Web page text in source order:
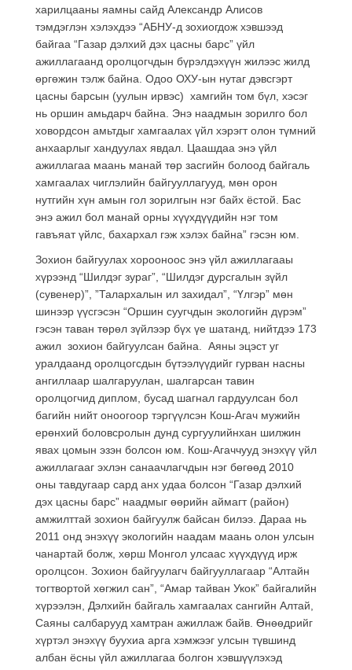
харилцааны яамны сайд Александр Алисов
тэмдэглэн хэлэхдээ “АБНУ-д зохиогдож хэвшээд
байгаа “Газар дэлхий дэх цасны барс” үйл
ажиллагаанд оролцогчдын бүрэлдэхүүн жилээс жилд
өргөжин тэлж байна. Одоо ОХУ-ын нутаг дэвсгэрт
цасны барсын (уулын ирвэс) хамгийн том бүл, хэсэг
нь оршин амьдарч байна. Энэ наадмын зорилго бол
ховордсон амьтдыг хамгаалах үйл хэрэгт олон түмний
анхаарлыг хандуулах явдал. Цаашдаа энэ үйл
ажиллагаа маань манай төр засгийн болоод байгаль
хамгаалах чиглэлийн байгууллагууд, мөн орон
нутгийн хүн амын гол зорилгын нэг байх ёстой. Бас
энэ ажил бол манай орны хүүхдүүдийн нэг том
гавъяат үйлс, бахархал гэж хэлэх байна” гэсэн юм.
Зохион байгуулах хорооноос энэ үйл ажиллагааы
хүрээнд “Шилдэг зураг”, “Шилдэг дурсгалын зүйл
(сувенер)”, ”Талархалын ил захидал”, “Үлгэр” мөн
шинээр үүсгэсэн “Оршин суугчдын экологийн дүрэм”
гэсэн таван төрөл зүйлээр бүх үе шатанд, нийтдээ 173
ажил зохион байгуулсан байна. Аяны эцэст уг
уралдаанд оролцогсдын бүтээлүүдийг гурван насны
ангиллаар шалгаруулан, шалгарсан тавин
оролцогчид диплом, бусад шагнал гардуулсан бол
багийн нийт оноогоор тэргүүлсэн Кош-Агач мужийн
ерөнхий боловсролын дунд сургуулийнхан шилжин
явах цомын эзэн болсон юм. Кош-Агаччууд энэхүү үйл
ажиллагааг эхлэн санаачлагчдын нэг бөгөөд 2010
оны тавдугаар сард анх удаа болсон “Газар дэлхий
дэх цасны барс” наадмыг өөрийн аймагт (район)
амжилттай зохион байгуулж байсан билээ. Дараа нь
2011 онд энэхүү экологийн наадам маань олон улсын
чанартай болж, хөрш Монгол улсаас хүүхдүүд ирж
оролцсон. Зохион байгуулагч байгууллагаар “Алтайн
тогтвортой хөгжил сан”, “Амар тайван Укок” байгалийн
хүрээлэн, Дэлхийн байгаль хамгаалах сангийн Алтай,
Саяны салбарууд хамтран ажиллаж байв. Өнөөдрийг
хүртэл энэхүү буухиа арга хэмжээг улсын түвшинд
албан ёсны үйл ажиллагаа болгон хэвшүүлэхэд